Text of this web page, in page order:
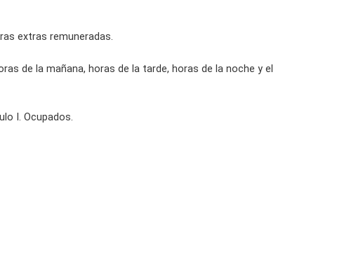
extras remuneradas.
de la mañana, horas de la tarde, horas de la noche y el
I. Ocupados.